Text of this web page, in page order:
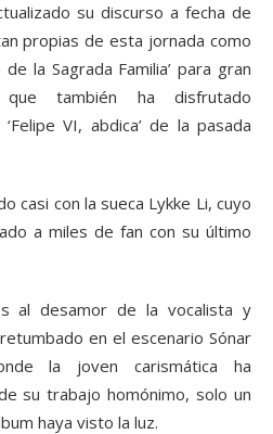
su discurso a fecha de
propias de esta jornada como
la Sagrada Familia’ para gran
también ha disfrutado
VI, abdica’ de la pasada
casi con la sueca Lykke Li, cuyo
a miles de fan con su último
desamor de la vocalista y
en el escenario Sónar
la joven carismática ha
su trabajo homónimo, solo un
haya visto la luz.